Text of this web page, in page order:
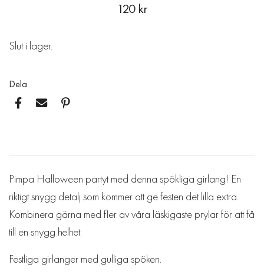
120 kr
Slut i lager.
Dela
Pimpa Halloween partyt med denna spökliga girlang! En
riktigt snygg detalj som kommer att ge festen det lilla extra.
Kombinera gärna med fler av våra läskigaste prylar för att få
till en snygg helhet.
Festliga girlanger med gulliga spöken.